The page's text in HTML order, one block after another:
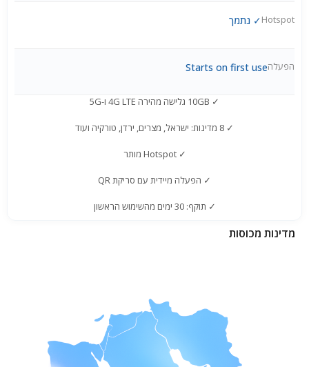
Hotspot✓ נתמך
הפעלהStarts on first use
✓ 10GB גלישה מהירה 4G LTE ו-5G
✓ 8 מדינות: ישראל, מצרים, ירדן, טורקיה ועוד
✓ Hotspot מותר
✓ הפעלה מיידית עם סריקת QR
✓ תוקף: 30 ימים מהשימוש הראשון
מדינות מכוסות